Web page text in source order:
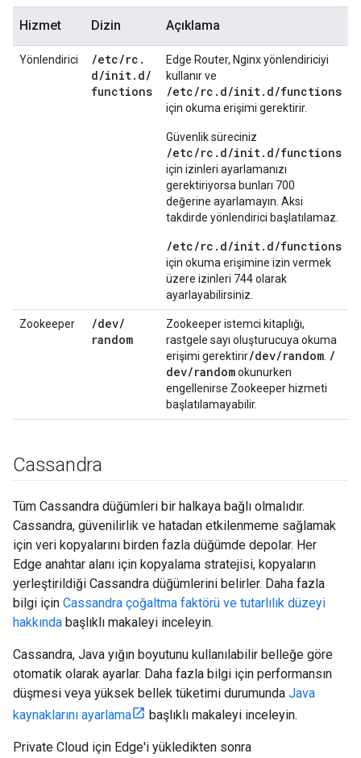
Hizmet Dizin Açıklama
Yönlendirici /etc/rc .
d/init. d/
functions
Edge Router, Nginx yönlendiriciyi
kullanır ve
/etc/rc.d/init.d/functions
için okuma erişimi gerektirir.
Güvenlik süreciniz
/etc/rc.d/init.d/functions
için izinleri ayarlamanızı
gerektiriyorsa bunları 700
değerine ayarlamayın. Aksi
takdirde yönlendirici başlatılamaz.
/etc/rc.d/init.d/functions
için okuma erişimine izin vermek
üzere izinleri 744 olarak
ayarlayabilirsiniz.
Zookeeper /dev/
random
Zookeeper istemci kitaplığı,
rastgele sayı oluşturucuya okuma
erişimi gerektirir/dev/random /
dev/randomokunurken
engellenirse Zookeeper hizmeti
başlatılamayabilir.
Cassandra
Tüm Cassandra düğümleri bir halkaya bağlı olmalıdır.
Cassandra, güvenilirlik ve hatadan etkilenmeme sağlamak
için veri kopyalarını birden fazla düğümde depolar. Her
Edge anahtar alanı için kopyalama stratejisi, kopyaların
yerleştirildiği Cassandra düğümlerini belirler. Daha fazla
bilgi için Cassandra çoğaltma faktörü ve tutarlılık düzeyi
hakkında başlıklı makaleyi inceleyin.
Cassandra, Java yığın boyutunu kullanılabilir belleğe göre
otomatik olarak ayarlar. Daha fazla bilgi için performansın
düşmesi veya yüksek bellek tüketimi durumunda Java
kaynaklarını ayarlama
başlıklı makaleyi inceleyin.
Private Cloud için Edge'i yükledikten sonra